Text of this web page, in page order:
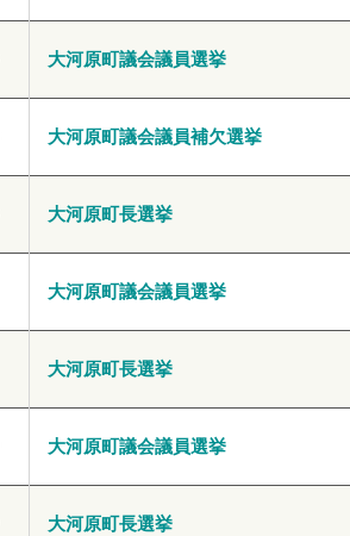
大河原町議会議員選挙
大河原町議会議員補欠選挙
大河原町長選挙
大河原町議会議員選挙
大河原町長選挙
大河原町議会議員選挙
大河原町長選挙